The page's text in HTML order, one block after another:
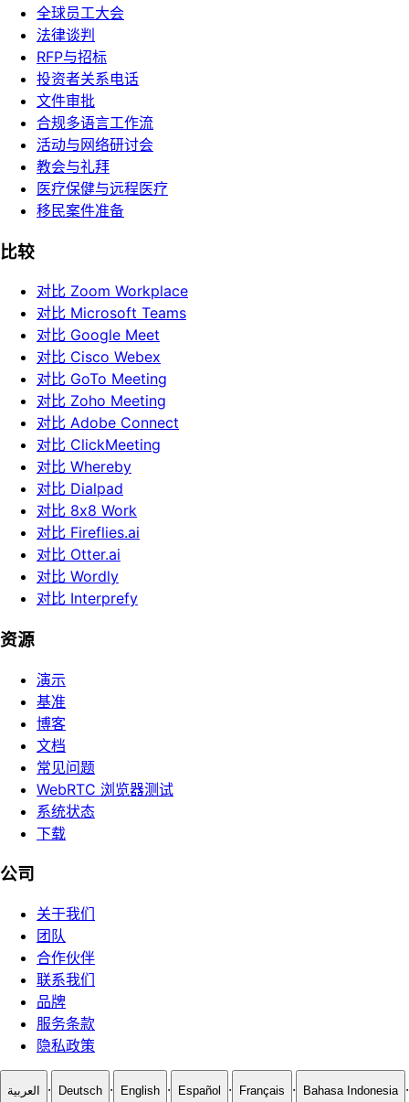
全球员工大会
法律谈判
RFP与招标
投资者关系电话
文件审批
合规多语言工作流
活动与网络研讨会
教会与礼拜
医疗保健与远程医疗
移民案件准备
比较
对比 Zoom Workplace
对比 Microsoft Teams
对比 Google Meet
对比 Cisco Webex
对比 GoTo Meeting
对比 Zoho Meeting
对比 Adobe Connect
对比 ClickMeeting
对比 Whereby
对比 Dialpad
对比 8x8 Work
对比 Fireflies.ai
对比 Otter.ai
对比 Wordly
对比 Interprefy
资源
演示
基准
博客
文档
常见问题
WebRTC 浏览器测试
系统状态
下载
公司
关于我们
团队
合作伙伴
联系我们
品牌
服务条款
隐私政策
العربية · Deutsch · English · Español · Français · Bahasa Indonesia ·